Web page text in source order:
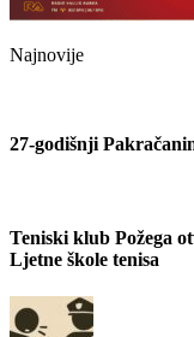
Najnovije
27-godišnji
Teniski klub Požega
Ljetne škole tenisa